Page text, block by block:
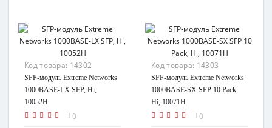
Код товара: 14302
SFP-модуль Extreme Networks
1000BASE-LX SFP, Hi,
10052H
0
Код товара: 14303
SFP-модуль Extreme Networks
1000BASE-SX SFP 10 Pack,
Hi, 10071H
0